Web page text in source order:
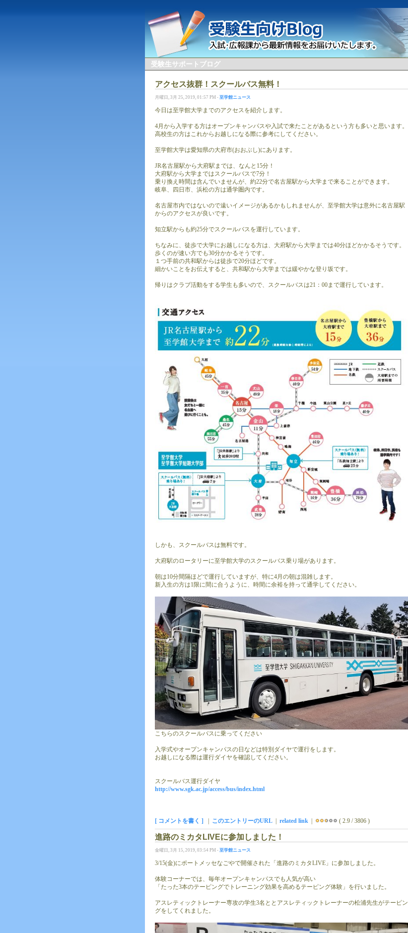
受験生サポートブログ
アクセス抜群！スクールバス無料！
月曜日, 3月 25, 2019, 01:57 PM - 至学館ニュース
今日は至学館大学までのアクセスを紹介します。
4月から入学する方はオープンキャンパスや入試で来たことがあるという方も多いと思います。
高校生の方はこれからお越しになる際に参考にしてください。
至学館大学は愛知県の大府市(おおぶし)にあります。
JR名古屋駅から大府駅までは、なんと15分！
大府駅から大学まではスクールバスで7分！
乗り換え時間は含んでいませんが、約22分で名古屋駅から大学まで来ることができます。
岐阜、四日市、浜松の方は通学圏内です。
名古屋市内ではないので遠いイメージがあるかもしれませんが、至学館大学は意外に名古屋駅
からのアクセスが良いです。
知立駅からも約25分でスクールバスを運行しています。
ちなみに、徒歩で大学にお越しになる方は、大府駅から大学までは40分ほどかかるそうです。
歩くのが速い方でも30分かかるそうです。
１つ手前の共和駅からは徒歩で20分ほどです。
細かいことをお伝えすると、共和駅から大学までは緩やかな登り坂です。
帰りはクラブ活動をする学生も多いので、スクールバスは21：00まで運行しています。
しかも、スクールバスは無料です。
大府駅のロータリーに至学館大学のスクールバス乗り場があります。
朝は10分間隔ほどで運行していますが、特に4月の朝は混雑します。
新入生の方は1限に間に合うように、時間に余裕を持って通学してください。
こちらのスクールバスに乗ってください
入学式やオープンキャンパスの日などは特別ダイヤで運行をします。
お越しになる際は運行ダイヤを確認してください。
スクールバス運行ダイヤ
http://www.sgk.ac.jp/access/bus/index.html
[ コメントを書く ] このエントリーのURL related link ( 2.9 / 3806 )
進路のミカタLIVEに参加しました！
金曜日, 3月 15, 2019, 03:54 PM - 至学館ニュース
3/15(金)にポートメッセなごやで開催された「進路のミカタLIVE」に参加しました。
体験コーナーでは、毎年オープンキャンパスでも人気が高い
「たった3本のテーピングでトレーニング効果を高めるテーピング体験」を行いました。
アスレティックトレーナー専攻の学生3名ととアスレティックトレーナーの松浦先生がテーピン
グをしてくれました。